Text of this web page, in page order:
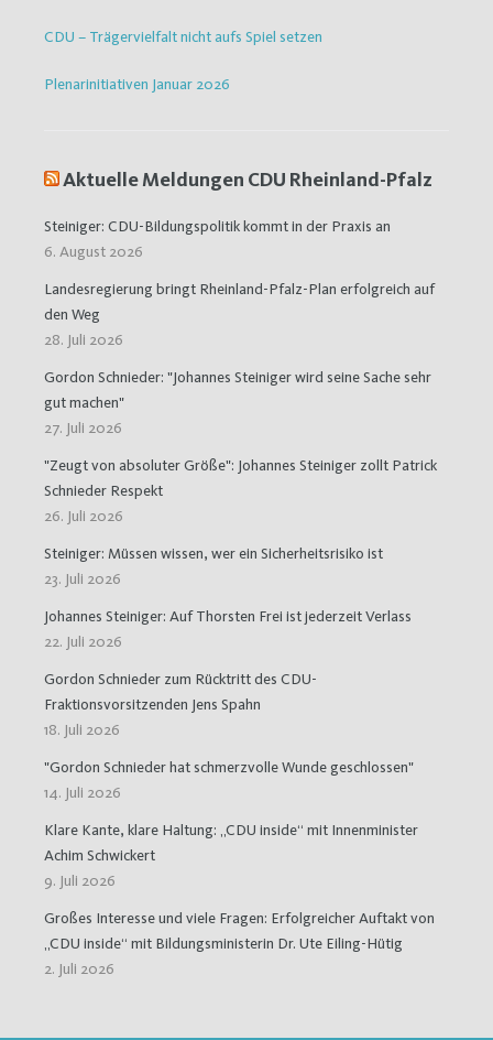
CDU – Trägervielfalt nicht aufs Spiel setzen
Plenarinitiativen Januar 2026
Aktuelle Meldungen CDU Rheinland-Pfalz
Steiniger: CDU-Bildungspolitik kommt in der Praxis an
6. August 2026
Landesregierung bringt Rheinland-Pfalz-Plan erfolgreich auf
den Weg
28. Juli 2026
Gordon Schnieder: "Johannes Steiniger wird seine Sache sehr
gut machen"
27. Juli 2026
"Zeugt von absoluter Größe": Johannes Steiniger zollt Patrick
Schnieder Respekt
26. Juli 2026
Steiniger: Müssen wissen, wer ein Sicherheitsrisiko ist
23. Juli 2026
Johannes Steiniger: Auf Thorsten Frei ist jederzeit Verlass
22. Juli 2026
Gordon Schnieder zum Rücktritt des CDU-
Fraktionsvorsitzenden Jens Spahn
18. Juli 2026
"Gordon Schnieder hat schmerzvolle Wunde geschlossen"
14. Juli 2026
Klare Kante, klare Haltung: „CDU inside“ mit Innenminister
Achim Schwickert
9. Juli 2026
Großes Interesse und viele Fragen: Erfolgreicher Auftakt von
„CDU inside“ mit Bildungsministerin Dr. Ute Eiling-Hütig
2. Juli 2026